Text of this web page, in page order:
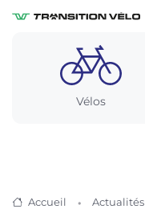
Vélos
Accueil Actualités